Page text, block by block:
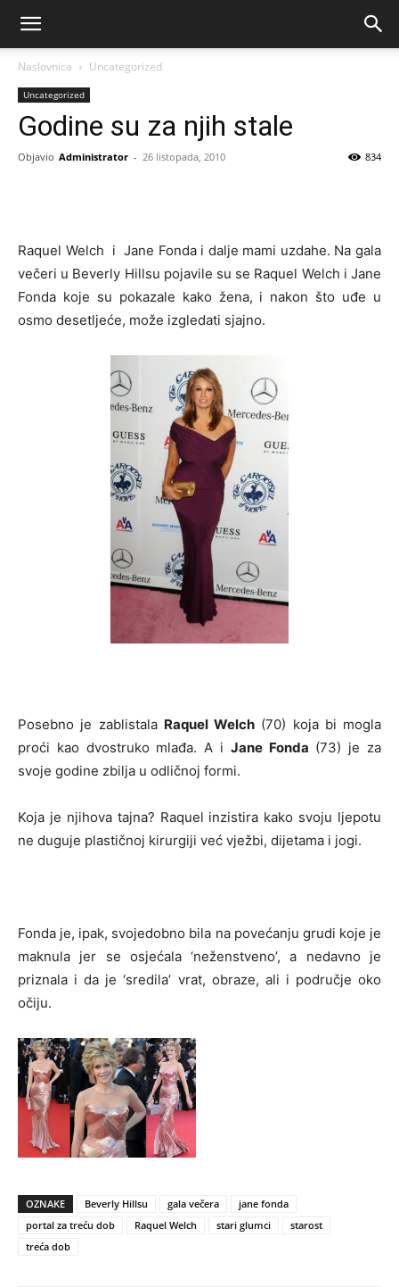
Naslovnica Uncategorized
Uncategorized
Godine su za njih stale
Objavio Administrator - 26 listopada, 2010 834
Raquel Welch i Jane Fonda i dalje mami uzdahe. Na gala
večeri u Beverly Hillsu pojavile su se Raquel Welch i Jane
Fonda koje su pokazale kako žena, i nakon što uđe u
osmo desetljeće, može izgledati sjajno.
Posebno je zablistala Raquel Welch (70) koja bi mogla
proći kao dvostruko mlađa. A i Jane Fonda (73) je za
svoje godine zbilja u odličnoj formi.
Koja je njihova tajna? Raquel inzistira kako svoju ljepotu
ne duguje plastičnoj kirurgiji već vježbi, dijetama i jogi.
Fonda je, ipak, svojedobno bila na povećanju grudi koje je
maknula jer se osjećala ‘neženstveno’, a nedavno je
priznala i da je ‘sredila’ vrat, obraze, ali i područje oko
očiju.
OZNAKE Beverly Hillsu gala večera
jane fonda
portal za treću dob
Raquel Welch stari glumci
starost
treća dob